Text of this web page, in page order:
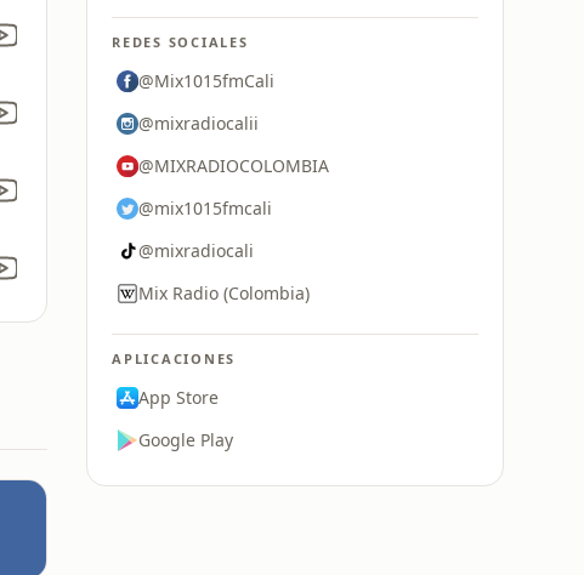
REDES SOCIALES
@Mix1015fmCali
@mixradiocalii
@MIXRADIOCOLOMBIA
@mix1015fmcali
@mixradiocali
Mix Radio (Colombia)
APLICACIONES
App Store
Google Play